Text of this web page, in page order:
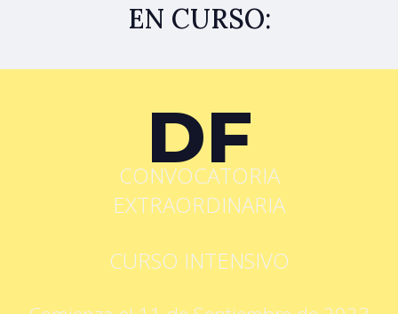
EN CURSO:
DF
CONVOCATORIA
EXTRAORDINARIA
CURSO INTENSIVO